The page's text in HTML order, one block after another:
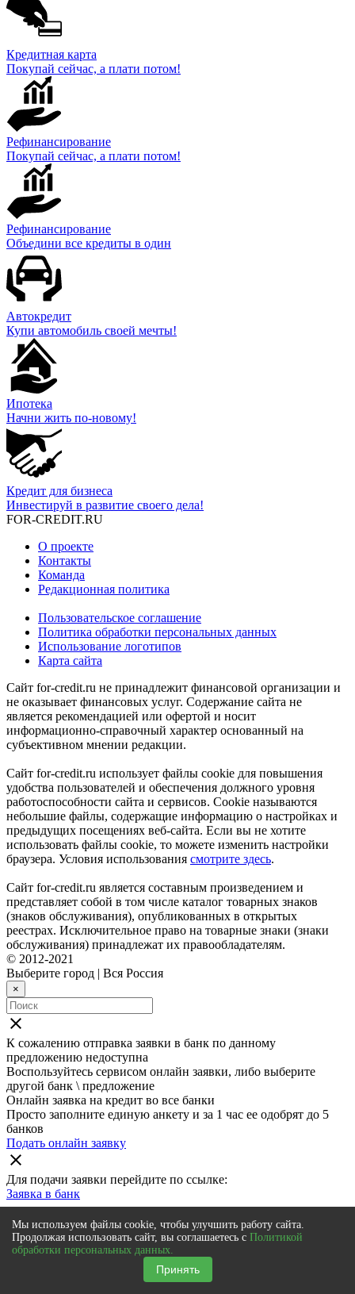
Кредитная карта
Покупай сейчас, а плати потом!
Рефинансирование
Покупай сейчас, а плати потом!
Рефинансирование
Объедини все кредиты в один
Автокредит
Купи автомобиль своей мечты!
Ипотека
Начни жить по-новому!
Кредит для бизнеса
Инвестируй в развитие своего дела!
FOR-CREDIT.RU
О проекте
Контакты
Команда
Редакционная политика
Пользовательское соглашение
Политика обработки персональных данных
Использование логотипов
Карта сайта
Сайт for-credit.ru не принадлежит финансовой организации и
не оказывает финансовых услуг. Содержание сайта не
является рекомендацией или офертой и носит
информационно-справочный характер основанный на
субъективном мнении редакции.
Сайт for-credit.ru использует файлы cookie для повышения
удобства пользователей и обеспечения должного уровня
работоспособности сайта и сервисов. Cookie называются
небольшие файлы, содержащие информацию о настройках и
предыдущих посещениях веб-сайта. Если вы не хотите
использовать файлы cookie, то можете изменить настройки
браузера. Условия использования смотрите здесь.
Сайт for-credit.ru является составным произведением и
представляет собой в том числе каталог товарных знаков
(знаков обслуживания), опубликованных в открытых
реестрах. Исключительное право на товарные знаки (знаки
обслуживания) принадлежат их правообладателям.
© 2012-2021
Выберите город | Вся Россия
×
close
К сожалению отправка заявки в банк по данному
предложению недоступна
Воспользуйтесь сервисом онлайн заявки, либо выберите
другой банк \ предложение
Онлайн заявка на кредит во все банки
Просто заполните единую анкету и за 1 час ее одобрят до 5
банков
Подать онлайн заявку
close
Для подачи заявки перейдите по ссылке:
Заявка в банк
Также мы рекомендуем
Онлайн заявка на кредит во все банки
Просто заполните единую анкету и за 1 час ее одобрят до 5
Мы используем файлы cookie, чтобы улучшить работу сайта.
Продолжая использовать сайт, вы соглашаетесь с Политикой
обработки персональных данных.
Принять